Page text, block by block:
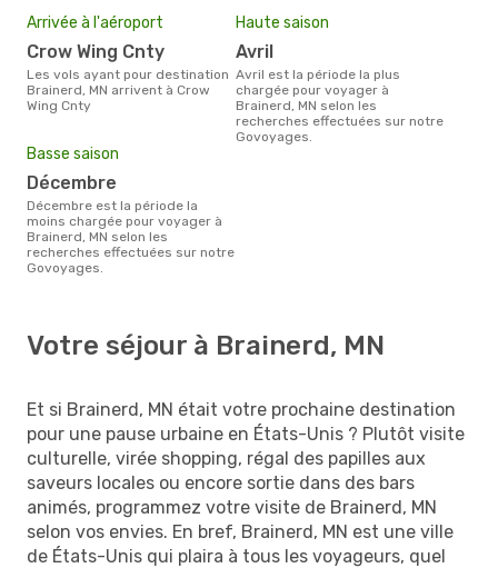
Arrivée à l'aéroport
Crow Wing Cnty
Les vols ayant pour destination
Brainerd, MN arrivent à Crow
Wing Cnty
Haute saison
avril
avril est la période la plus
chargée pour voyager à
Brainerd, MN selon les
recherches effectuées sur notre
Govoyages.
Basse saison
décembre
décembre est la période la
moins chargée pour voyager à
Brainerd, MN selon les
recherches effectuées sur notre
Govoyages.
Votre séjour à Brainerd, MN
Et si Brainerd, MN était votre prochaine destination
pour une pause urbaine en États-Unis ? Plutôt visite
culturelle, virée shopping, régal des papilles aux
saveurs locales ou encore sortie dans des bars
animés, programmez votre visite de Brainerd, MN
selon vos envies. En bref, Brainerd, MN est une ville
de États-Unis qui plaira à tous les voyageurs, quel